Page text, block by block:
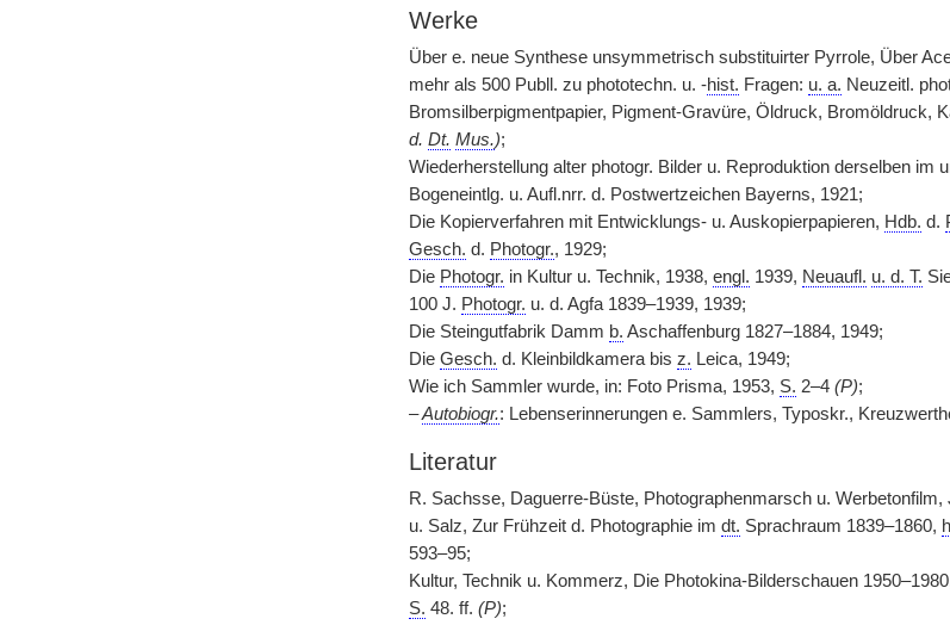
Werke
Über e. neue Synthese unsymmetrisch substituirter Pyrrole, Über
mehr als 500 Publl. zu phototechn. u. -hist. Fragen: u. a. Neuzeitl.
Bromsilberpigmentpapier, Pigment-Gravüre, Öldruck, Bromöldruck,
d. Dt. Mus.);
Wiederherstellung alter photogr. Bilder u. Reproduktion derselben im
Bogeneintlg. u. Aufl.nrr. d. Postwertzeichen Bayerns, 1921;
Die Kopierverfahren mit Entwicklungs- u. Auskopierpapieren, Hdb. d.
Gesch. d. Photogr., 1929;
Die Photogr. in Kultur u. Technik, 1938, engl. 1939, Neuaufl. u. d. T.
100 J. Photogr. u. d. Agfa 1839–1939, 1939;
Die Steingutfabrik Damm b. Aschaffenburg 1827–1884, 1949;
Die Gesch. d. Kleinbildkamera bis z. Leica, 1949;
Wie ich Sammler wurde, in: Foto Prisma, 1953, S. 2–4 (P);
–Autobiogr.: Lebenserinnerungen e. Sammlers, Typoskr.,
Literatur
R. Sachsse, Daguerre-Büste, Photographenmarsch u.
u. Salz, Zur Frühzeit d. Photographie im dt. Sprachraum 1839–1860,
593–95;
Kultur, Technik u. Kommerz, Die Photokina-Bilderschauen
S. 48. ff. (P);